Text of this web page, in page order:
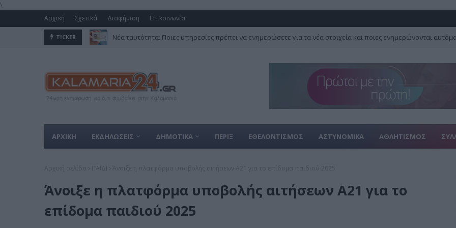
\
Αρχική Σχετικά Διαφήμιση Επικοινωνία
TICKER Νέα ταυτότητα: Ποιες υπηρεσίες πρέπει να ενημερώσετε για τα νέα στοιχεία και ποιες ενημερώνονται
ΑΡΧΙΚΗ ΕΚΔΗΛΩΣΕΙΣ ΔΗΜΟΤΙΚΑ ΠΕΡΙΞ ΕΘΕΛΟΝΤΙΣΜΟΣ ΑΣΤΥΝΟΜΙΚΑ ΑΘΛΗΤΙΣΜΟΣ
Άνοιξε η πλατφόρμα υποβολής αιτήσεων A21 για το
επίδομα παιδιού 2025